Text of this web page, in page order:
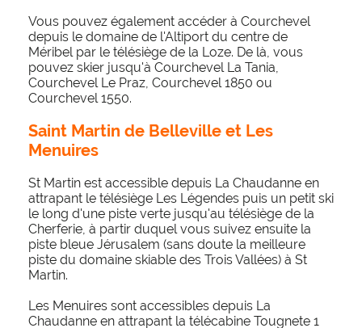
Vous pouvez également accéder à Courchevel
depuis le domaine de l'Altiport du centre de
Méribel par le télésiège de la Loze. De là, vous
pouvez skier jusqu'à Courchevel La Tania,
Courchevel Le Praz, Courchevel 1850 ou
Courchevel 1550.
Saint Martin de Belleville et Les
Menuires
St Martin est accessible depuis La Chaudanne en
attrapant le télésiège Les Légendes puis un petit ski
le long d'une piste verte jusqu'au télésiège de la
Cherferie, à partir duquel vous suivez ensuite la
piste bleue Jérusalem (sans doute la meilleure
piste du domaine skiable des Trois Vallées) à St
Martin.
Les Menuires sont accessibles depuis La
Chaudanne en attrapant la télécabine Tougnete 1